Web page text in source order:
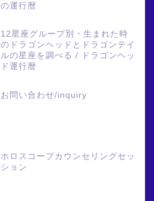
の運行暦
12星座グループ別・生まれた時
のドラゴンヘッドとドラゴンテイ
ルの星座を調べる / ドラゴンヘッ
ド運行暦
お問い合わせ/inquiry
ホロスコープカウンセリングセッ
ション